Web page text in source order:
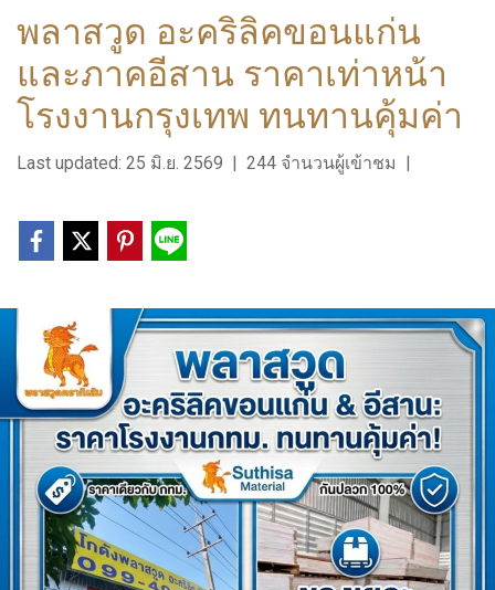
พลาสวูด อะคริลิคขอนแก่น
และภาคอีสาน ราคาเท่าหน้า
โรงงานกรุงเทพ ทนทานคุ้มค่า
Last updated: 25 มิ.ย. 2569 | 244 จำนวนผู้เข้าชม |